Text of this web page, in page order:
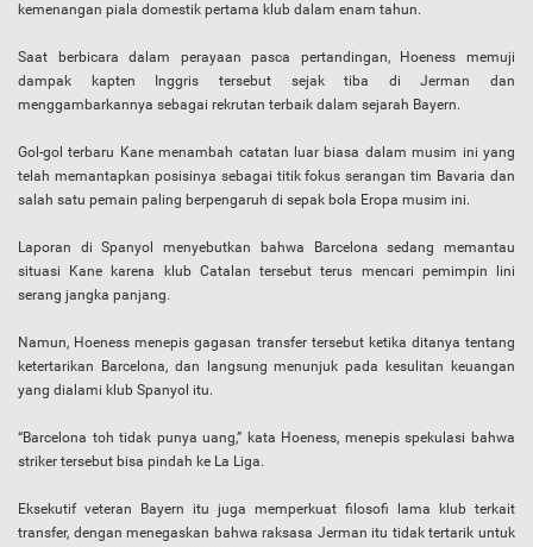
kemenangan piala domestik pertama klub dalam enam tahun.
Saat berbicara dalam perayaan pasca pertandingan, Hoeness memuji
dampak kapten Inggris tersebut sejak tiba di Jerman dan
menggambarkannya sebagai rekrutan terbaik dalam sejarah Bayern.
Gol-gol terbaru Kane menambah catatan luar biasa dalam musim ini yang
telah memantapkan posisinya sebagai titik fokus serangan tim Bavaria dan
salah satu pemain paling berpengaruh di sepak bola Eropa musim ini.
Laporan di Spanyol menyebutkan bahwa Barcelona sedang memantau
situasi Kane karena klub Catalan tersebut terus mencari pemimpin lini
serang jangka panjang.
Namun, Hoeness menepis gagasan transfer tersebut ketika ditanya tentang
ketertarikan Barcelona, ​​dan langsung menunjuk pada kesulitan keuangan
yang dialami klub Spanyol itu.
“Barcelona toh tidak punya uang,” kata Hoeness, menepis spekulasi bahwa
striker tersebut bisa pindah ke La Liga.
Eksekutif veteran Bayern itu juga memperkuat filosofi lama klub terkait
transfer, dengan menegaskan bahwa raksasa Jerman itu tidak tertarik untuk